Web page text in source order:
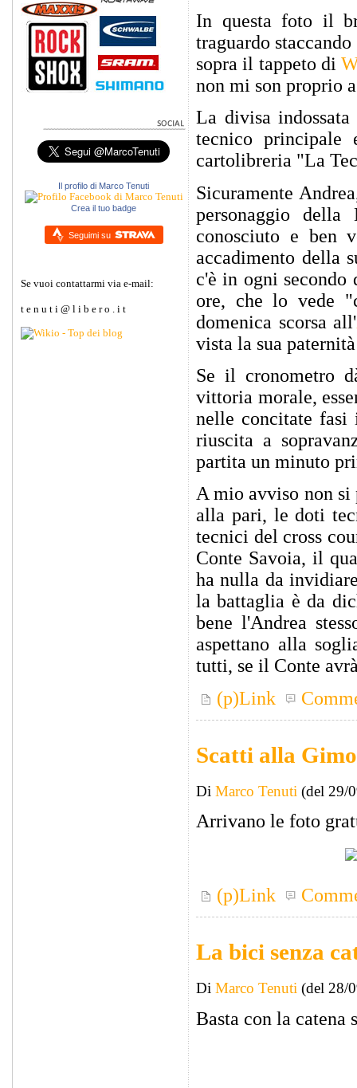
Il profilo di Marco Tenuti
Crea il tuo badge
Seguimi su
Se vuoi contattarmi via e-mail:
t e n u t i @ l i b e r o . i t
In questa foto il
traguardo
sopra il tappeto di
non mi son proprio
La divisa
tecnico principale
cartolibreria "La
Sicuramente
personaggio
conosciuto e ben
accadimento della
c'è in ogni
ore, che lo vede
domenica scorsa all'
vista la sua
Se il cronometro
vittoria morale,
nelle concitate
riuscita a
partita un minuto
A mio avviso non si
alla pari, le doti
tecnici del cross
Conte Savoia, il
ha nulla da
la battaglia è da
bene l'Andrea
aspettano alla
tutti, se il Conte
(p)Link
Scatti alla
Di Marco Tenuti (del 29/
Arrivano le foto
(p)Link
La bici senza
Di Marco Tenuti (del 28/
Basta con la